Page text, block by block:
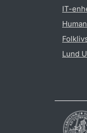
IT-
Lund